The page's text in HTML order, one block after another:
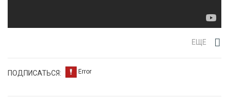
ЕЩЕ
ПОДПИСАТЬСЯ: